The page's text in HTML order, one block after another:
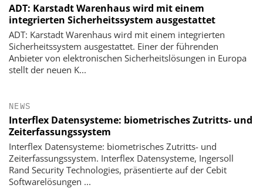
ADT: Karstadt Warenhaus wird mit einem
integrierten Sicherheitssystem ausgestattet
ADT: Karstadt Warenhaus wird mit einem integrierten
Sicherheitssystem ausgestattet. Einer der führenden
Anbieter von elektronischen Sicherheitslösungen in Europa
stellt der neuen K...
NEWS
Interflex Datensysteme: biometrisches Zutritts- und
Zeiterfassungssystem
Interflex Datensysteme: biometrisches Zutritts- und
Zeiterfassungssystem. Interflex Datensysteme, Ingersoll
Rand Security Technologies, präsentierte auf der Cebit
Softwarelösungen ...